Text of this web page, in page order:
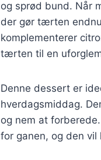
og sprød bund. Når
der gør tærten
komplementerer
tærten til en
Denne dessert er
hverdagsmiddag.
og nem at
for ganen, og den